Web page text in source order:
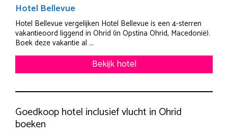
Hotel Bellevue
Hotel Bellevue vergelijken Hotel Bellevue is een 4-sterren
vakantieoord liggend in Ohrid (in Opstina Ohrid, Macedonië).
Boek deze vakantie al ...
Bekijk hotel
Goedkoop hotel inclusief vlucht in Ohrid
boeken